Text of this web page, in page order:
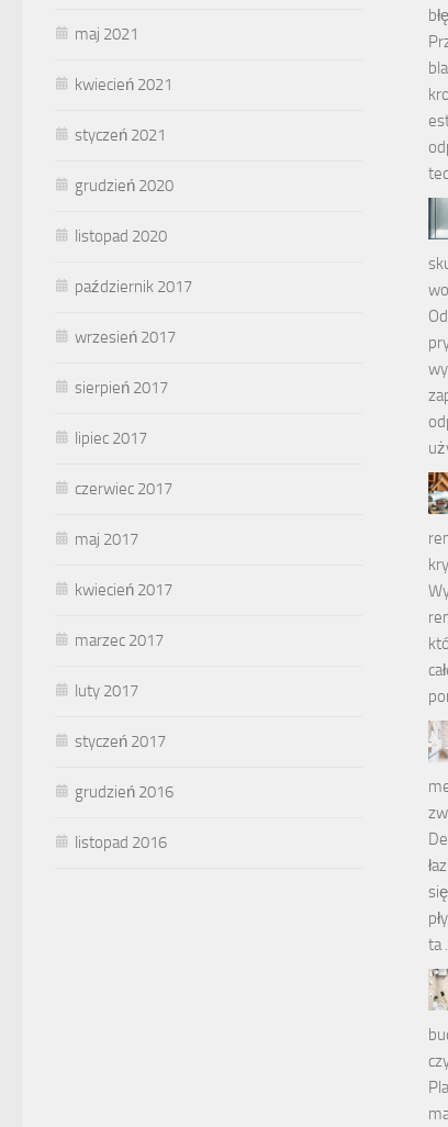
maj 2021
kwiecień 2021
styczeń 2021
grudzień 2020
listopad 2020
październik 2017
wrzesień 2017
sierpień 2017
lipiec 2017
czerwiec 2017
maj 2017
kwiecień 2017
marzec 2017
luty 2017
styczeń 2017
grudzień 2016
listopad 2016
ta